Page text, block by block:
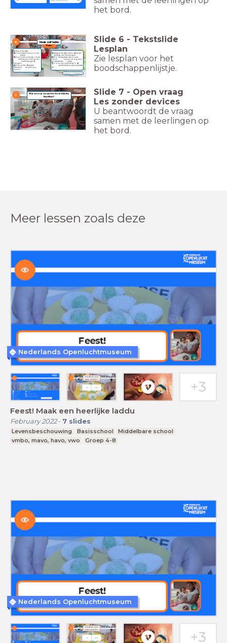
het bord.
Maak zelf laddu
15 min.
1)
Was je handen.
2)
Doe 1 lepel kokos in het
bakje.
3) Doe er een scheutje zoete
melk bij en roer tot een
samenhangend
mengsel.
4) Doe er één druppel
kleurstof bij ( pas op je
kleren!).
5) Maak je handen nat en draai één
balletje van het mengsel.
6)
Rol het balletje door wat
losse kokos en leg het in
een papieren cupje.
7)
Gooi het roerstokje in de
prullenbak en was je bakje
af!
Allergenen: G (melk/lactose)
Slide 6 - Tekstslide
Lesplan
Zie lesplan voor het
boodschappenlijstje.
Wat weet je nu van het feest Raksha
Bandhan?
Slide 7 - Open vraag
Les zonder devices
U beantwoordt de vraag
samen met de leerlingen op
het bord.
Meer lessen zoals deze
Feest! Maak een heerlijke laddu
February 2022- 7 slides
Levensbeschouwing Basisschool
Middelbare school
vmbo, mavo, havo, vwo
Groep 4-8
Nederlands Openluchtmuseum
Nederlands Openluchtmuseum